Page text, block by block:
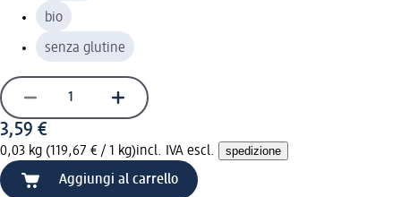
bio
senza glutine
3,59 €
0,03 kg (119,67 € / 1 kg)incl. IVA escl. spedizione
Aggiungi al carrello